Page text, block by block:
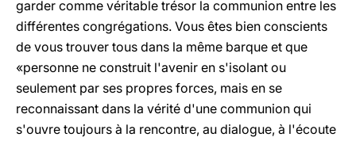
garder comme véritable trésor la communion entre les
différentes congrégations. Vous êtes bien conscients
de vous trouver tous dans la même barque et que
«personne ne construit l'avenir en s'isolant ou
seulement par ses propres forces, mais en se
reconnaissant dans la vérité d'une communion qui
s'ouvre toujours à la rencontre, au dialogue, à l'écoute